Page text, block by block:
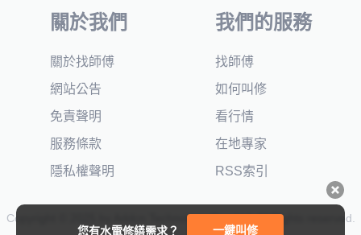
您有水電修繕需求？ 一鍵叫修
關於我們
關於找師傅
網站公告
免責聲明
服務條款
隱私權聲明
我們的服務
找師傅
如何叫修
看行情
在地專家
RSS索引
Copyright © 2025 by Addcn Technology Co., Ltd. All Rights reserved.